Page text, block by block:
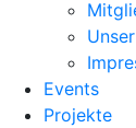
Events
Projekte